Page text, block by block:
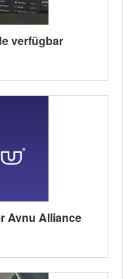
verfügbar
Avnu Alliance